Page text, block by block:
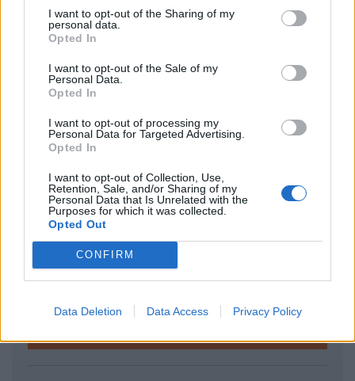
I want to opt-out of the Sharing of my
personal data.
Opted In
I want to opt-out of the Sale of my
Personal Data.
Opted In
I want to opt-out of processing my
Personal Data for Targeted Advertising.
Opted In
I want to opt-out of Collection, Use,
Retention, Sale, and/or Sharing of my
Personal Data that Is Unrelated with the
Purposes for which it was collected.
Opted Out
CONFIRM
Data Deletion Data Access Privacy Policy
Magyarország Rt. Az év legnagyobb származékos
forgalmát lebonyolító kereskedő cége Magyar
Takarékszövetkezeti Bank Rt. Az év legnagyobb árupiaci
forgalmát lebonyolító kereskedő cége Agrokont Brókerház
Rt. Az év legjobb részvénykibocsátója Országos...
KEDVES OLVASÓNK!
tartozik, melynek olvasása előfizetéses
regisztrációhoz kötött.
Az előfizetés a következőket tartalmazza:
Portfolio.hu teljes cikkarchívum
Kötéslisták: BÉT elmúlt 2 év napon belüli